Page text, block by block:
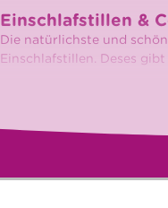
Einschlafstillen &
Die natürlichste und
Einschlafstillen. Deses